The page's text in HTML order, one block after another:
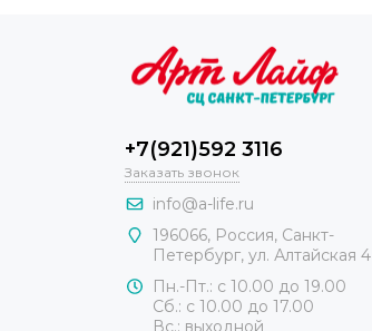
+7(921)592 3116
Заказать звонок
info@a-life.ru
196066, Россия, Санкт-
Петербург, ул. Алтайская 4
Пн.-Пт.: с 10.00 до 19.00
Сб.: с 10.00 до 17.00
Вс.: выходной